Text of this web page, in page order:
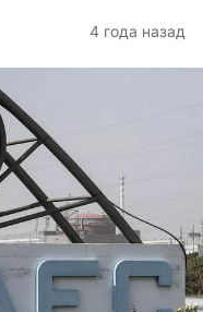
4 года назад